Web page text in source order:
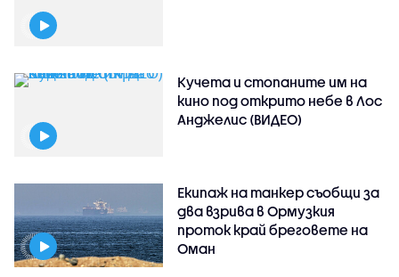
Кучета и стопаните им на
кино под открито небе в Лос
Анджелис (ВИДЕО)
Екипаж на танкер съобщи за
два взрива в Ормузкия
проток край бреговете на
Оман